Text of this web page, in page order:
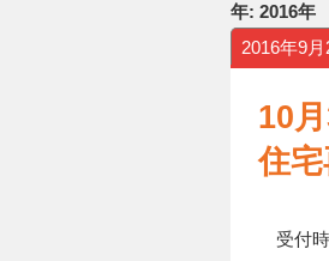
年: 2016年
2016年9月
10
住宅
受付時